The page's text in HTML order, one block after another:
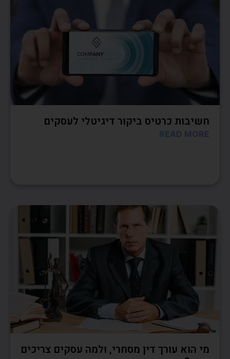
חשיבות כרטיס ביקור דיגיטלי לעסקים
READ MORE
מי הוא עורך דין מסחרי, ולמה עסקים צריכים